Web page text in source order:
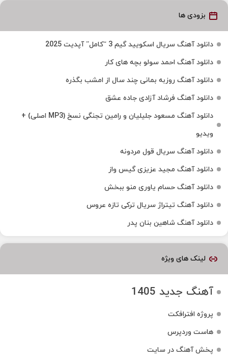
بزودی ها
دانلود آهنگ سریال اسکویید گیم 3 “کامل” آپدیت 2025
دانلود آهنگ احمد سولو بچه های کار
دانلود آهنگ روزبه بمانی چند سال از امشب بگذره
دانلود آهنگ فرشاد آزادی جاده عشق
دانلود آهنگ مسعود جلیلیان و رامین تجنگی نسخ (MP3 اصلی) +
ویدیو
دانلود آهنگ سریال قول مردونه
دانلود آهنگ مجید عزیزی گیس واز
دانلود آهنگ حسام یاوری منو ببخش
دانلود آهنگ تیتراژ سریال ترکی تازه عروس
دانلود آهنگ شاهین بنان پدر
لینک های ویژه
آهنگ جدید 1405
پروژه افترافکت
هاست وردپرس
پخش آهنگ در سایت